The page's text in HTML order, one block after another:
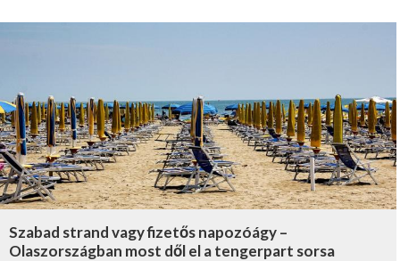
Szabad strand vagy fizetős napozóágy –
Olaszországban most dől el a tengerpart sorsa